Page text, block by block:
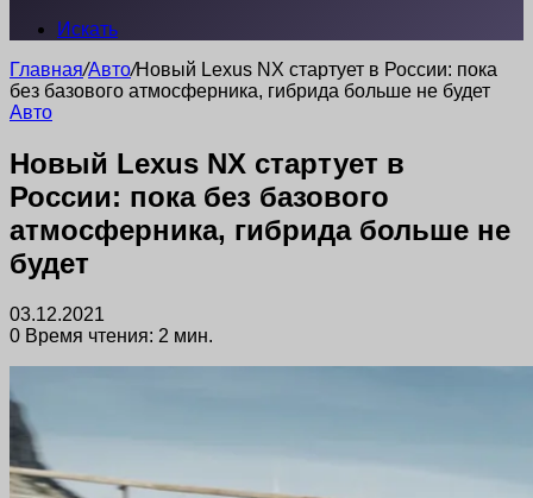
Искать
Главная/Авто/Новый Lexus NX стартует в России: пока
без базового атмосферника, гибрида больше не будет
Авто
Новый Lexus NX стартует в
России: пока без базового
атмосферника, гибрида больше не
будет
03.12.2021
0 Время чтения: 2 мин.